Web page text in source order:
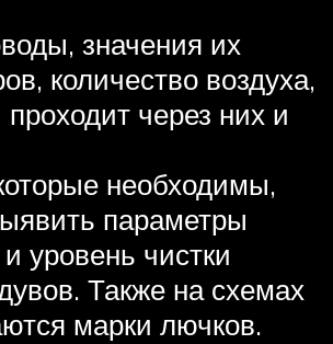
значения их
количество воздуха,
проходит через них и
необходимы,
параметры
уровень чистки
Также на схемах
марки лючков.